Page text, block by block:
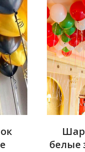
белые